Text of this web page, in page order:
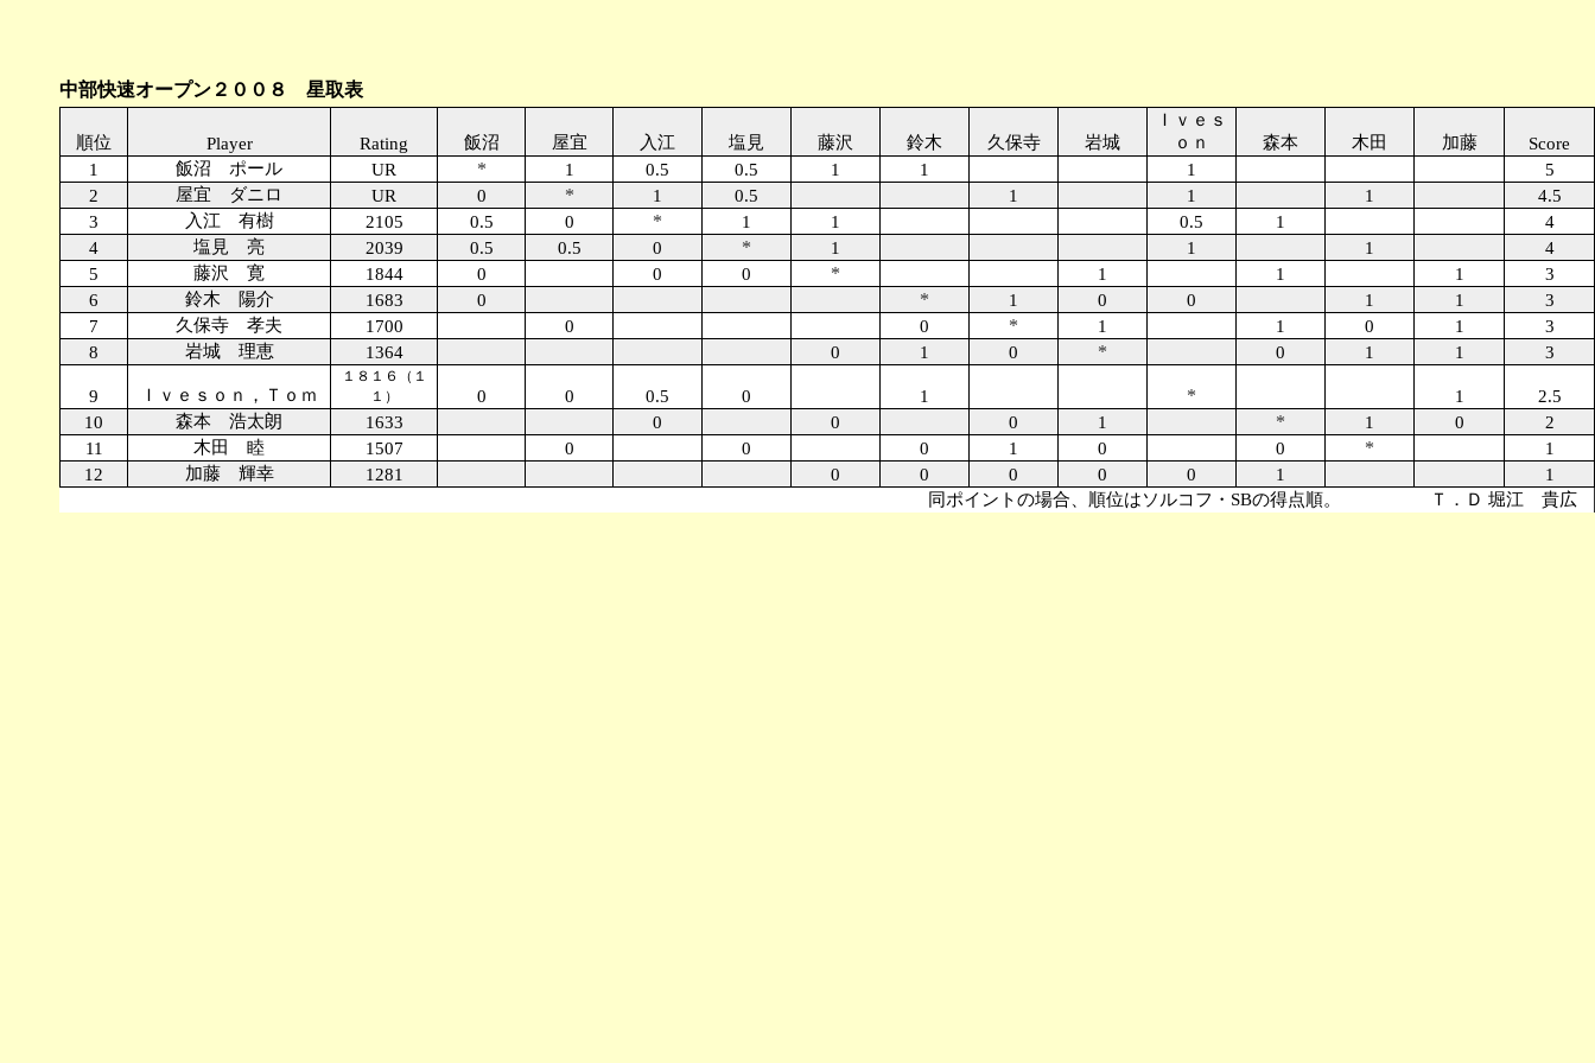
中部快速オープン２００８ 星取表
順位 Player Rating 飯沼 屋宜 入江 塩見 藤沢 鈴木 久保寺 岩城
Ｉｖｅｓ
ｏｎ
森本 木田 加藤
Score
1
飯沼 ポール UR * 1 0.5 0.5 1 1 1
5
2
屋宜 ダニロ UR 0 * 1 0.5 1 1 1
4.5
3
入江 有樹 2105 0.5 0 * 1 1 0.5 1
4
4
塩見 亮 2039 0.5 0.5 0 * 1 1 1
4
5
藤沢 寛 1844 0 0 0 * 1 1 1
3
6
鈴木 陽介 1683 0 * 1 0 0 1 1
3
7
久保寺 孝夫 1700 0 0 * 1 1 0 1
3
8
岩城 理恵 1364 0 1 0 * 0 1 1 3
9 Ｉｖｅｓｏｎ，Ｔｏｍ
１８１６（１
１）
0 0 0.5 0 1 * 1
2.5
10
森本 浩太朗 1633 0 0 0 1 * 1 0
2
11
木田 睦 1507 0 0 0 1 0 0 *
1
12
加藤 輝幸 1281 0 0 0 0 0 1
1
同ポイントの場合、順位はソルコフ・SBの得点順。 Ｔ．Ｄ 堀江 貴広